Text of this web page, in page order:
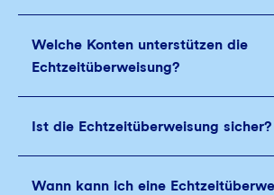
Welche Konten unterstützen die
Echtzeitüberweisung?
Ist die Echtzeitüberweisung sicher?
Wann kann ich eine